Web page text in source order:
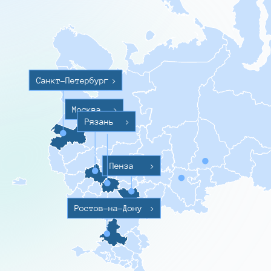
Санкт-Петербург >
Москва >
Ростов-на-Дону >
Пенза >
Рязань >